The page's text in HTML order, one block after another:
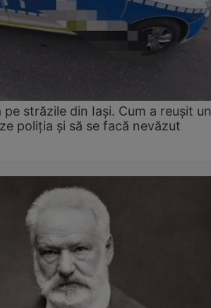
străzile din Iași. Cum a reușit un
poliția și să se facă nevăzut